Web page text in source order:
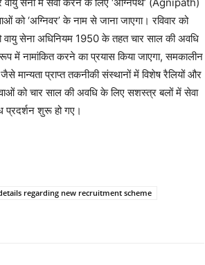
को ‘अग्निवर’ के नाम से जाना जाएगा। रविवार को
वायु सेना अधिनियम 1950 के तहत चार साल की अवधि
में नामांकित करने का प्रयास किया जाएगा, समकालीन
मान्यता प्राप्त तकनीकी संस्थानों में विशेष रैलियों और
को चार साल की अवधि के लिए सशस्त्र बलों में सेवा
प्रदर्शन शुरू हो गए।
regarding new recruitment scheme